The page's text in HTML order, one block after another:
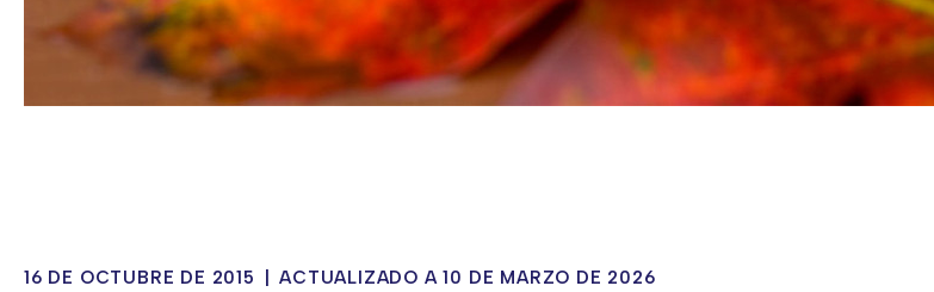
16 DE OCTUBRE DE 2015 ACTUALIZADO A 10 DE MARZO DE 2026